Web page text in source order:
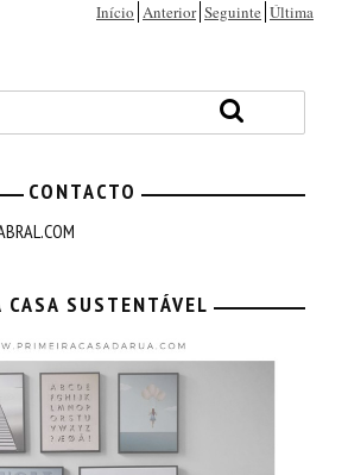
Início Anterior Seguinte Última
CONTACTO
CASA SUSTENTÁVEL